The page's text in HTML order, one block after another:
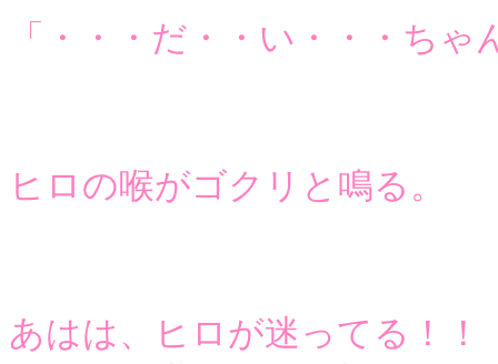
「・・・だ・・い・・・ちゃ
ヒロの喉がゴクリと鳴る。
あはは、ヒロが迷ってる！！